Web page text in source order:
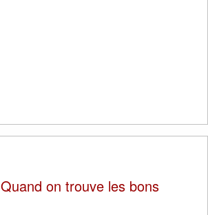
Quand on trouve les bons